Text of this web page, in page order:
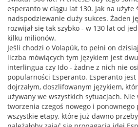
esperanto w ciągu lat 130. Jak na użyte
nadspodziewanie duży sukces. Żaden
rozwijał się tak szybko - w 130 lat od
kilku milionów.
Jeśli chodzi o Volapük, to pełni on
liczba mówiących tym językiem jest
interlingua czy Ido - żadne z nich nie
popularności Esperanto. Esperanto jest
dojrzałym, doszlifowanym językiem,
używany we wszystkich sytuacjach.
tworzenia czegoś nowego i ponownego
wszystkie etapy, które już dawno